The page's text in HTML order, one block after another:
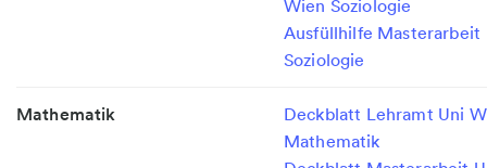
Wien Soziologie
Ausfüllhilfe Masterarbeit
Soziologie
Mathematik
Deckblatt Lehramt Uni
Mathematik